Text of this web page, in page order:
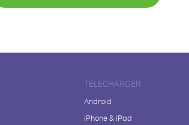
TÉLÉCHARGER
Android
iPhone & iPad